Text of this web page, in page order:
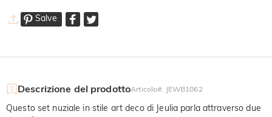
Salve
Descrizione del prodottoArticolo#: JEWB1062
Questo set nuziale in stile art deco di Jeulia parla attraverso due